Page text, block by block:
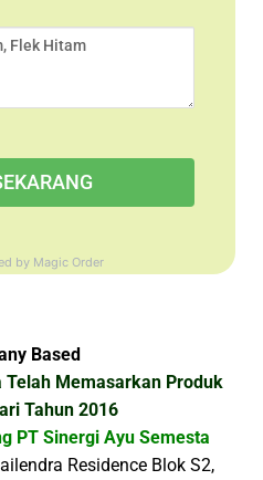
by Magic Order
Based
Telah Memasarkan Produk
Tahun 2016
PT Sinergi Ayu Semesta
Residence Blok S2,